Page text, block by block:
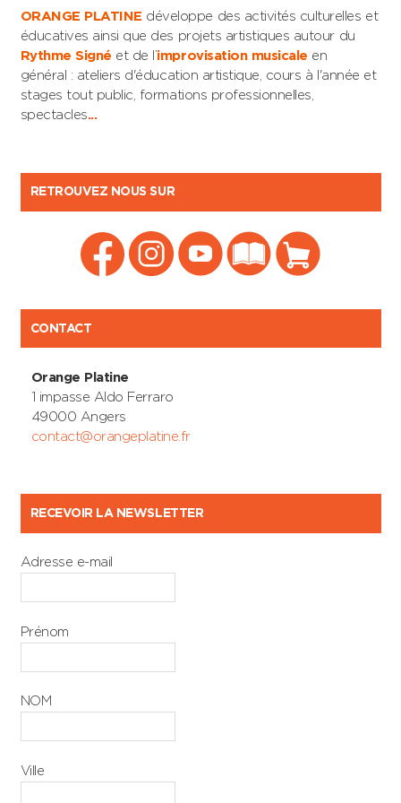
ORANGE PLATINE développe des activités culturelles et
éducatives ainsi que des projets artistiques autour du
Rythme Signé et de l’improvisation musicale en
général : ateliers d'éducation artistique, cours à l'année et
stages tout public, formations professionnelles,
spectacles...
RETROUVEZ NOUS SUR
CONTACT
Orange Platine
1 impasse Aldo Ferraro
49000 Angers
contact@orangeplatine.fr
RECEVOIR LA NEWSLETTER
Adresse e-mail
Prénom
NOM
Ville